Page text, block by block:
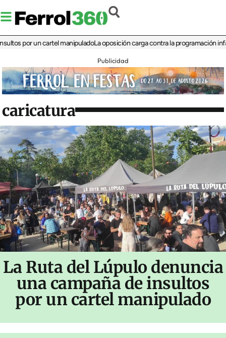
por un cartel manipuladoLa oposición carga contra la programación infantil
Publicidad
caricatura
La Ruta del Lúpulo denuncia
una campaña de insultos
por un cartel manipulado